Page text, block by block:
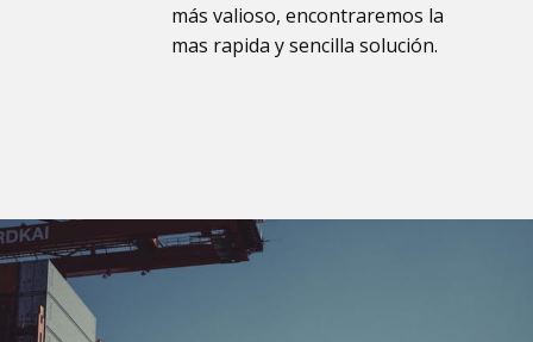
más valioso, encontraremos la
mas rapida y sencilla solución.